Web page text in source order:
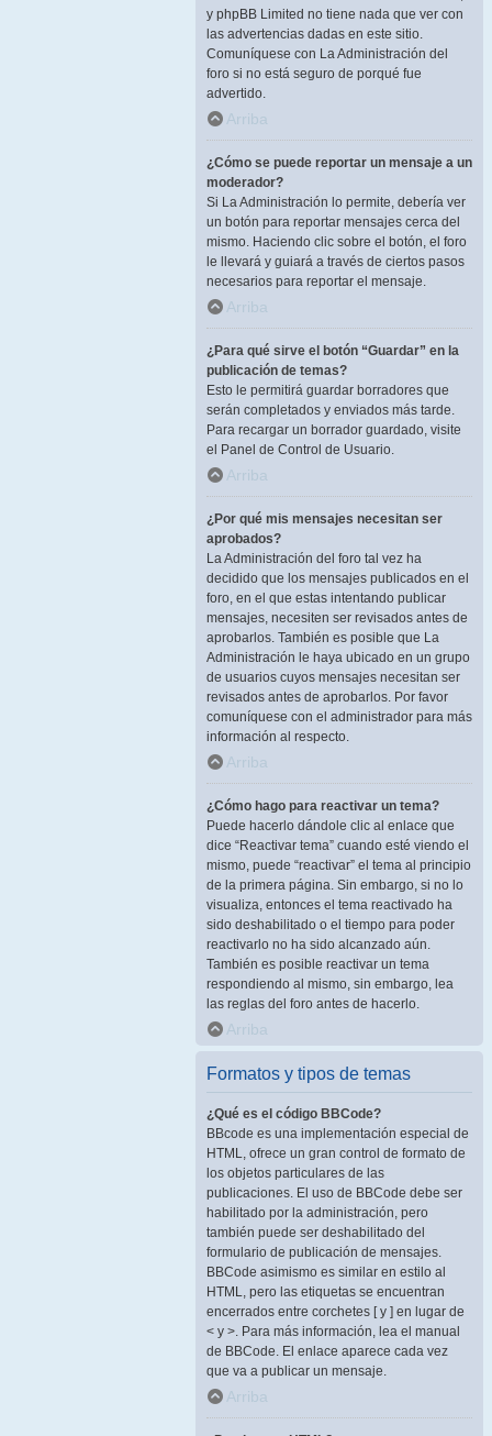
y phpBB Limited no tiene nada que ver con
las advertencias dadas en este sitio.
Comuníquese con La Administración del
foro si no está seguro de porqué fue
advertido.
Arriba
¿Cómo se puede reportar un mensaje a un
moderador?
Si La Administración lo permite, debería ver
un botón para reportar mensajes cerca del
mismo. Haciendo clic sobre el botón, el foro
le llevará y guiará a través de ciertos pasos
necesarios para reportar el mensaje.
Arriba
¿Para qué sirve el botón “Guardar” en la
publicación de temas?
Esto le permitirá guardar borradores que
serán completados y enviados más tarde.
Para recargar un borrador guardado, visite
el Panel de Control de Usuario.
Arriba
¿Por qué mis mensajes necesitan ser
aprobados?
La Administración del foro tal vez ha
decidido que los mensajes publicados en el
foro, en el que estas intentando publicar
mensajes, necesiten ser revisados antes de
aprobarlos. También es posible que La
Administración le haya ubicado en un grupo
de usuarios cuyos mensajes necesitan ser
revisados antes de aprobarlos. Por favor
comuníquese con el administrador para más
información al respecto.
Arriba
¿Cómo hago para reactivar un tema?
Puede hacerlo dándole clic al enlace que
dice “Reactivar tema” cuando esté viendo el
mismo, puede “reactivar” el tema al principio
de la primera página. Sin embargo, si no lo
visualiza, entonces el tema reactivado ha
sido deshabilitado o el tiempo para poder
reactivarlo no ha sido alcanzado aún.
También es posible reactivar un tema
respondiendo al mismo, sin embargo, lea
las reglas del foro antes de hacerlo.
Arriba
Formatos y tipos de temas
¿Qué es el código BBCode?
BBcode es una implementación especial de
HTML, ofrece un gran control de formato de
los objetos particulares de las
publicaciones. El uso de BBCode debe ser
habilitado por la administración, pero
también puede ser deshabilitado del
formulario de publicación de mensajes.
BBCode asimismo es similar en estilo al
HTML, pero las etiquetas se encuentran
encerrados entre corchetes [ y ] en lugar de
< y >. Para más información, lea el manual
de BBCode. El enlace aparece cada vez
que va a publicar un mensaje.
Arriba